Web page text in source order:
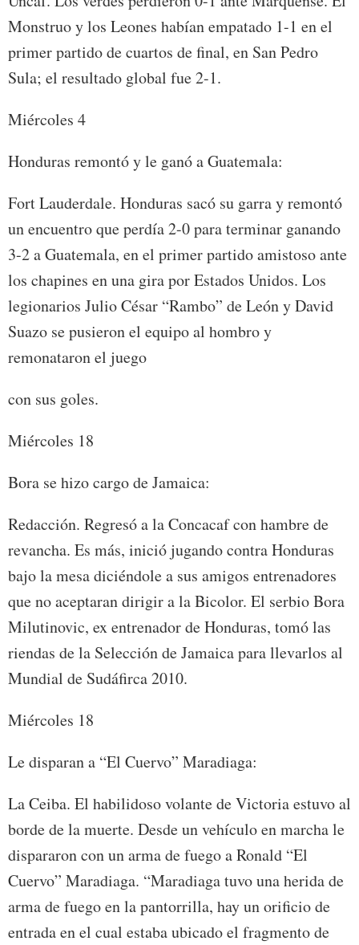
Monstruo y los Leones habían empatado 1-1 en el
primer partido de cuartos de final, en San Pedro
Sula; el resultado global fue 2-1.
Miércoles 4
Honduras remontó y le ganó a Guatemala:
Fort Lauderdale. Honduras sacó su garra y remontó
un encuentro que perdía 2-0 para terminar ganando
3-2 a Guatemala, en el primer partido amistoso ante
los chapines en una gira por Estados Unidos. Los
legionarios Julio César “Rambo” de León y David
Suazo se pusieron el equipo al hombro y
remonataron el juego
con sus goles.
Miércoles 18
Bora se hizo cargo de Jamaica:
Redacción. Regresó a la Concacaf con hambre de
revancha. Es más, inició jugando contra Honduras
bajo la mesa diciéndole a sus amigos entrenadores
que no aceptaran dirigir a la Bicolor. El serbio Bora
Milutinovic, ex entrenador de Honduras, tomó las
riendas de la Selección de Jamaica para llevarlos al
Mundial de Sudáfirca 2010.
Miércoles 18
Le disparan a “El Cuervo” Maradiaga:
La Ceiba. El habilidoso volante de Victoria estuvo al
borde de la muerte. Desde un vehículo en marcha le
dispararon con un arma de fuego a Ronald “El
Cuervo” Maradiaga. “Maradiaga tuvo una herida de
arma de fuego en la pantorrilla, hay un orificio de
entrada en el cual estaba ubicado el fragmento de